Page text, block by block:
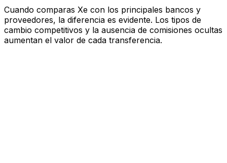
Cuando comparas Xe con los principales bancos y
proveedores, la diferencia es evidente. Los tipos de
cambio competitivos y la ausencia de comisiones ocultas
aumentan el valor de cada transferencia.